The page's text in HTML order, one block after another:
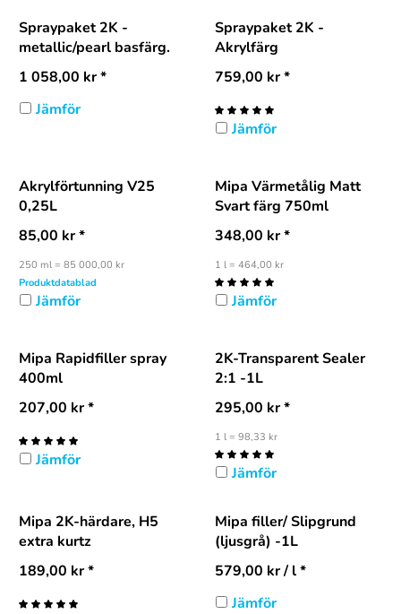
Spraypaket 2K -
metallic/pearl basfärg.
1 058,00 kr*
Jämför
Spraypaket 2K -
Akrylfärg
759,00 kr*
Jämför
Akrylförtunning V25
0,25L
85,00 kr*
250 ml = 85 000,00 kr
Produktdatablad
Jämför
Mipa Värmetålig Matt
Svart färg 750ml
348,00 kr*
1 l = 464,00 kr
Jämför
Mipa Rapidfiller spray
400ml
207,00 kr*
Jämför
2K-Transparent Sealer
2:1 -1L
295,00 kr*
1 l = 98,33 kr
Jämför
Mipa 2K-härdare, H5
extra kurtz
189,00 kr*
Mipa filler/ Slipgrund
(ljusgrå) -1L
579,00 kr/ l *
Jämför